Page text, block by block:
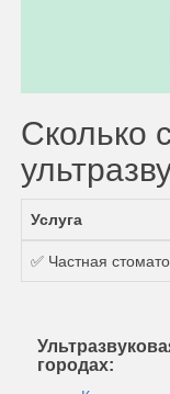
Сколько
Услуга
✅ Частная
городах: